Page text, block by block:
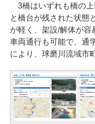
3橋はいずれも橋の上
と橋台が残された状態
が軽く、架設/解体が容
車両通行も可能で、通
により、球磨川流域市